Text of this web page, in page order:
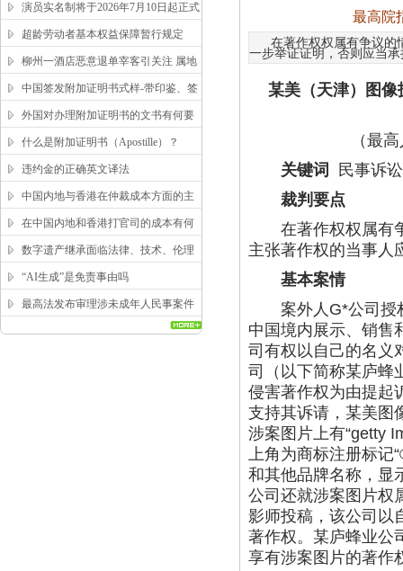
演员实名制将于2026年7月10日起正式
施行
超龄劳动者基本权益保障暂行规定
柳州一酒店恶意退单宰客引关注 属地
市监局高效回应获舆论认可
中国签发附加证明书式样-带印鉴、签
字版本 China Apostille Sample
外国对办理附加证明书的文书有何要
求？
什么是附加证明书（Apostille）？
违约金的正确英文译法
中国内地与香港在仲裁成本方面的主
要区别
在中国内地和香港打官司的成本有何
区别？
数字遗产继承面临法律、技术、伦理
三重困局，该如何突破？
“AI生成”是免责事由吗
最高法发布审理涉未成年人民事案件
最高院
在著作权权属有争议的
一步举证证明，否则应当
某美（天津）图像
（最高人
关键词
民事诉
裁判要点
在著作权权属有争
主张著作权的当事人
基本案情
案外人G*公司授权
中国境内展示、销售
司有权以自己的名义
司（以下简称某庐蜂
侵害著作权为由提起
支持其诉请，某美图
涉案图片上有“getty
上角为商标注册标记
和其他品牌名称，显
公司还就涉案图片权
影师投稿，该公司以
著作权。某庐蜂业公
享有涉案图片的著作